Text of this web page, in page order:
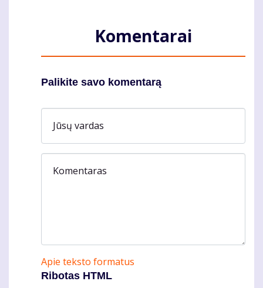
Komentarai
Palikite savo komentarą
Jūsų vardas
Komentaras
Apie teksto formatus
Ribotas HTML